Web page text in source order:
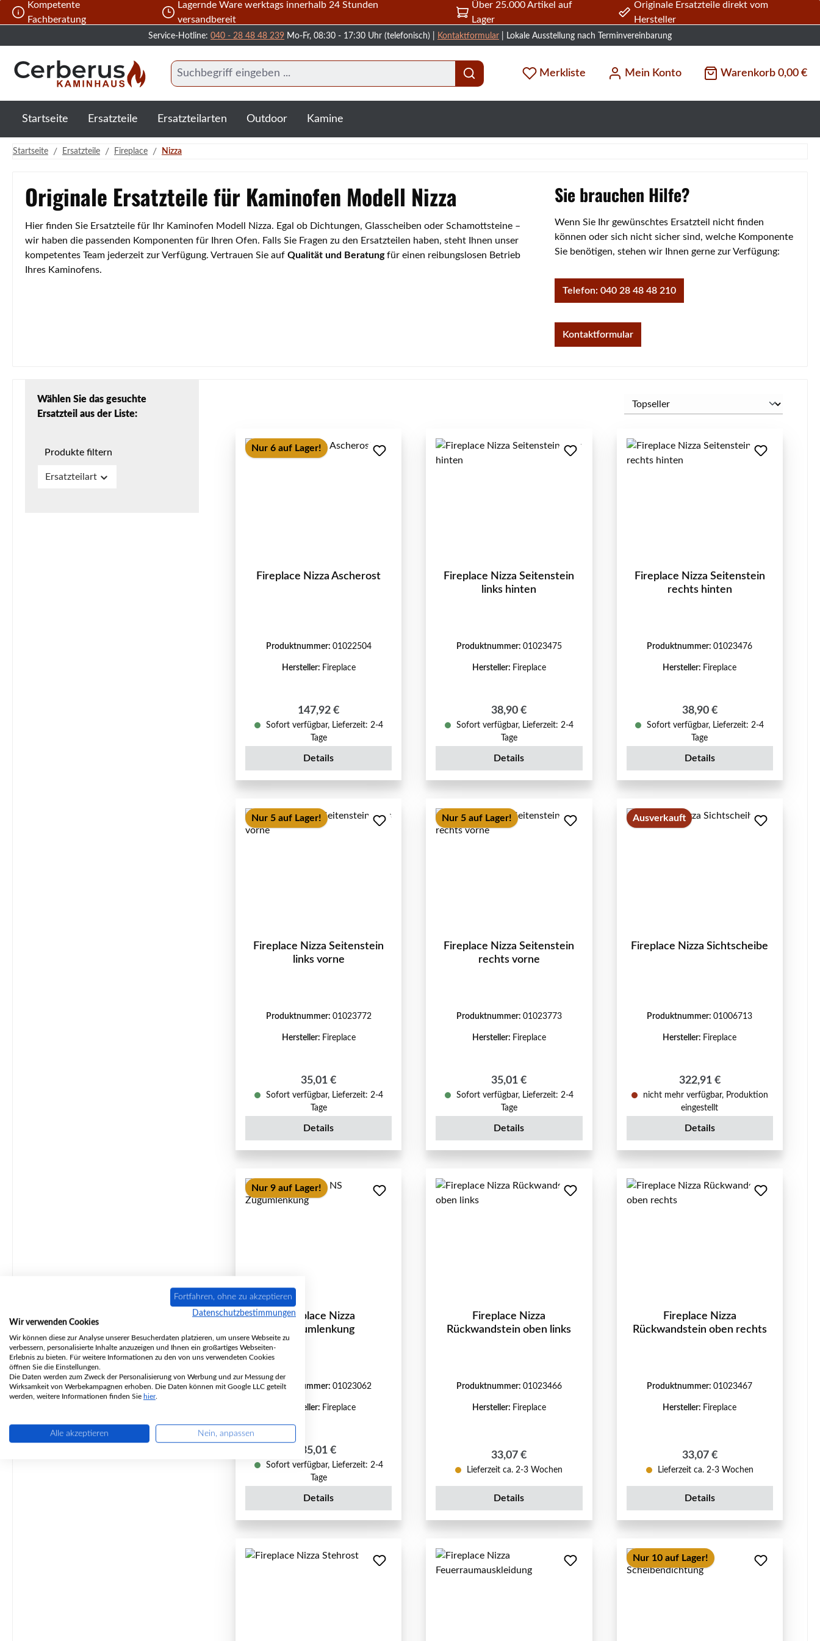
Hauptinhalt springen
Zur Suche springen
Zur Hauptnavigation springen
Kompetente
Fachberatung
Lagernde Ware werktags innerhalb 24 Stunden
versandbereit
Über 25.000 Artikel auf
Lager
Originale Ersatzteile direkt vom
Hersteller
Service-Hotline: 040 - 28 48 48 239 Mo-Fr, 08:30 - 17:30 Uhr (telefonisch) | Kontaktformular | Lokale Ausstellung nach Terminvereinbarung
Merkliste Mein Konto Warenkorb 0,00 €
Startseite Ersatzteile Ersatzteilarten Outdoor Kamine
Startseite / Ersatzteile / Fireplace / Nizza
Originale Ersatzteile für Kaminofen Modell Nizza
Hier finden Sie Ersatzteile für Ihr Kaminofen Modell Nizza. Egal ob Dichtungen, Glasscheiben oder Schamottsteine –
wir haben die passenden Komponenten für Ihren Ofen. Falls Sie Fragen zu den Ersatzteilen haben, steht Ihnen unser
kompetentes Team jederzeit zur Verfügung. Vertrauen Sie auf Qualität und Beratungfür einen reibungslosen Betrieb
Ihres Kaminofens.
Sie brauchen Hilfe?
Wenn Sie Ihr gewünschtes Ersatzteil nicht finden
können oder sich nicht sicher sind, welche Komponente
Sie benötigen, stehen wir Ihnen gerne zur Verfügung:
Telefon: 040 28 48 48 210
Kontaktformular
Wählen Sie das gesuchte
Ersatzteil aus der Liste:
Produkte filtern
Ersatzteilart
Nur 6 auf Lager!
Fireplace Nizza Ascherost
Produktnummer: 01022504
Hersteller: Fireplace
Regulärer Preis:
147,92 €
Sofort verfügbar, Lieferzeit: 2-4
Tage
Details
Fireplace Nizza Seitenstein
links hinten
Produktnummer: 01023475
Hersteller: Fireplace
Regulärer Preis:
38,90 €
Sofort verfügbar, Lieferzeit: 2-4
Tage
Details
Fireplace Nizza Seitenstein
rechts hinten
Produktnummer:01023476
Hersteller: Fireplace
Regulärer Preis:
38,90 €
Sofort verfügbar, Lieferzeit: 2-4
Tage
Details
Nur 5 auf Lager!
Fireplace Nizza Seitenstein
links vorne
Produktnummer: 01023772
Hersteller: Fireplace
Regulärer Preis:
35,01 €
Sofort verfügbar, Lieferzeit: 2-4
Tage
Details
Nur 5 auf Lager!
Fireplace Nizza Seitenstein
rechts vorne
Produktnummer: 01023773
Hersteller: Fireplace
Regulärer Preis:
35,01 €
Sofort verfügbar, Lieferzeit: 2-4
Tage
Details
Ausverkauft
Fireplace Nizza Sichtscheibe
Produktnummer:01006713
Hersteller: Fireplace
Regulärer Preis:
322,91 €
nicht mehr verfügbar, Produktion
eingestellt
Details
Nur 9 auf Lager!
Fireplace Nizza
Zugumlenkung
Produktnummer: 01023062
Hersteller: Fireplace
Regulärer Preis:
35,01 €
Sofort verfügbar, Lieferzeit: 2-4
Tage
Details
Fireplace Nizza
Rückwandstein oben links
Produktnummer: 01023466
Hersteller: Fireplace
Regulärer Preis:
33,07 €
Lieferzeit ca. 2-3 Wochen
Details
Fireplace Nizza
Rückwandstein oben rechts
Produktnummer:01023467
Hersteller: Fireplace
Regulärer Preis:
33,07 €
Lieferzeit ca. 2-3 Wochen
Details
Nur 10 auf Lager!
Fortfahren, ohne zu akzeptieren
Datenschutzbestimmungen
Wir verwenden Cookies
Wir können diese zur Analyse unserer Besucherdaten platzieren, um unsere Webseite zu
verbessern, personalisierte Inhalte anzuzeigen und Ihnen ein großartiges Webseiten-
Erlebnis zu bieten. Für weitere Informationen zu den von uns verwendeten Cookies
öffnen Sie die Einstellungen.
Die Daten werden zum Zweck der Personalisierung von Werbung und zur Messung der
Wirksamkeit von Werbekampagnen erhoben. Die Daten können mit Google LLC geteilt
werden, weitere Informationen finden Sie hier.
Alle akzeptieren Nein, anpassen